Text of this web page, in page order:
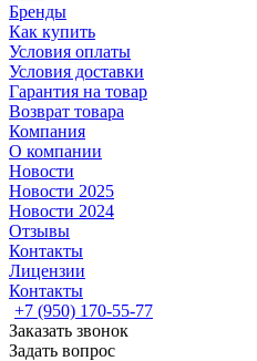
Бренды
Как купить
Условия оплаты
Условия доставки
Гарантия на товар
Возврат товара
Компания
О компании
Новости
Новости 2025
Новости 2024
Отзывы
Контакты
Лицензии
Контакты
+7 (950) 170-55-77
Заказать звонок
Задать вопрос